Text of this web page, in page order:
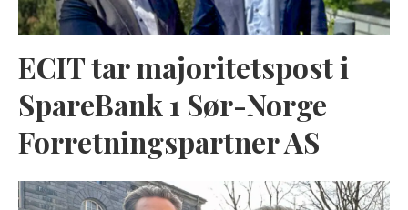
ECIT tar majoritetspost i
SpareBank 1 Sør-Norge
Forretningspartner AS